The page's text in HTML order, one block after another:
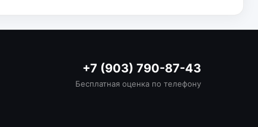
+7 (903) 790-87-43
Бесплатная оценка по телефону